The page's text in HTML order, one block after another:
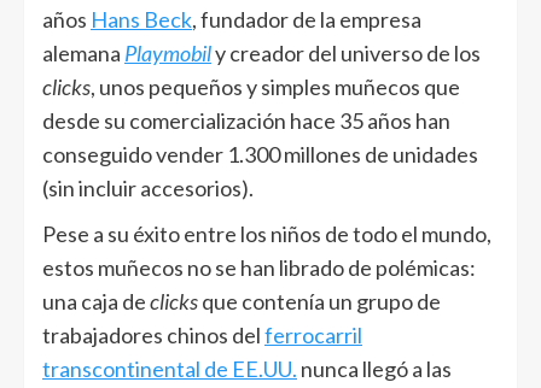
años Hans Beck, fundador de la empresa
alemana Playmobily creador del universo de los
clicks, unos pequeños y simples muñecos que
desde su comercialización hace 35 años han
conseguido vender 1.300 millones de unidades
(sin incluir accesorios).
Pese a su éxito entre los niños de todo el mundo,
estos muñecos no se han librado de polémicas:
una caja declicksque contenía un grupo de
trabajadores chinos delferrocarril
transcontinental de EE.UU. nunca llegó a las